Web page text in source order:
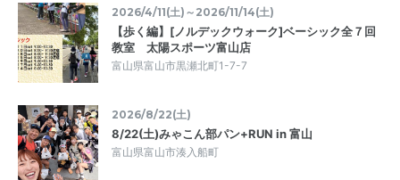
2026/4/11(土)～2026/11/14(土)
【歩く編】[ノルデックウォーク]ベーシック全７回
教室 太陽スポーツ富山店
富山県富山市黒瀬北町1-7-7
2026/8/22(土)
8/22(土)みゃこん部パン+RUN in 富山
富山県富山市湊入船町